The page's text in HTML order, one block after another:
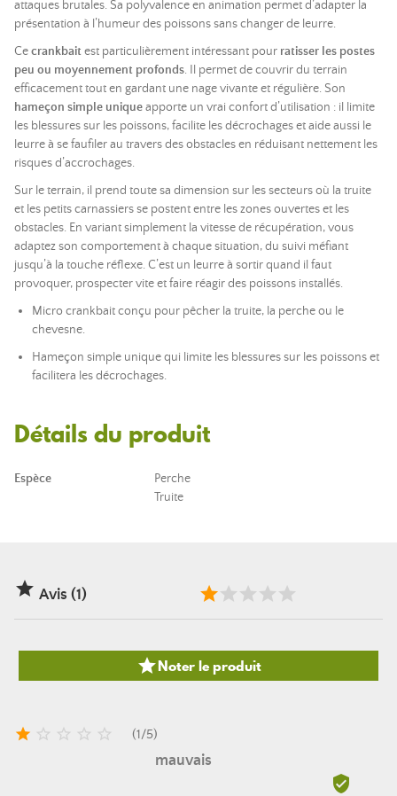
attaques brutales. Sa polyvalence en animation permet d’adapter la
présentation à l’humeur des poissons sans changer de leurre.
Cecrankbaitest particulièrement intéressant pour ratisser les postes
peu ou moyennement profonds. Il permet de couvrir du terrain
efficacement tout en gardant une nage vivante et régulière. Son
hameçon simple uniqueapporte un vrai confort d’utilisation : il limite
les blessures sur les poissons, facilite les décrochages et aide aussi le
leurre à se faufiler au travers des obstacles en réduisant nettement les
risques d’accrochages.
Sur le terrain, il prend toute sa dimension sur les secteurs où la truite
et les petits carnassiers se postent entre les zones ouvertes et les
obstacles. En variant simplement la vitesse de récupération, vous
adaptez son comportement à chaque situation, du suivi méfiant
jusqu’à la touche réflexe. C’est un leurre à sortir quand il faut
provoquer, prospecter vite et faire réagir des poissons installés.
Micro crankbait conçu pour pêcher la truite, la perche ou le
chevesne.
Hameçon simple unique qui limite les blessures sur les poissons et
facilitera les décrochages.
Détails du produit
Espèce
Perche
Truite
 Avis (1)
Noter le produit
     (1/5)
mauvais
